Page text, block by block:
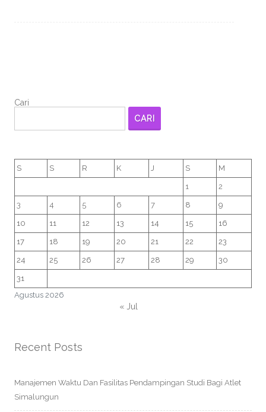
Cari
CARI
Agustus 2026
S S R K J S M
1 2
3 4 5 6 7 8 9
10 11 12 13 14 15 16
17 18 19 20 21 22 23
24 25 26 27 28 29 30
31
« Jul
Recent Posts
Manajemen Waktu Dan Fasilitas Pendampingan Studi Bagi Atlet
Simalungun